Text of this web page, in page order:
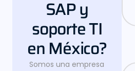
SAP y
soporte TI
en México?
Somos una empresa